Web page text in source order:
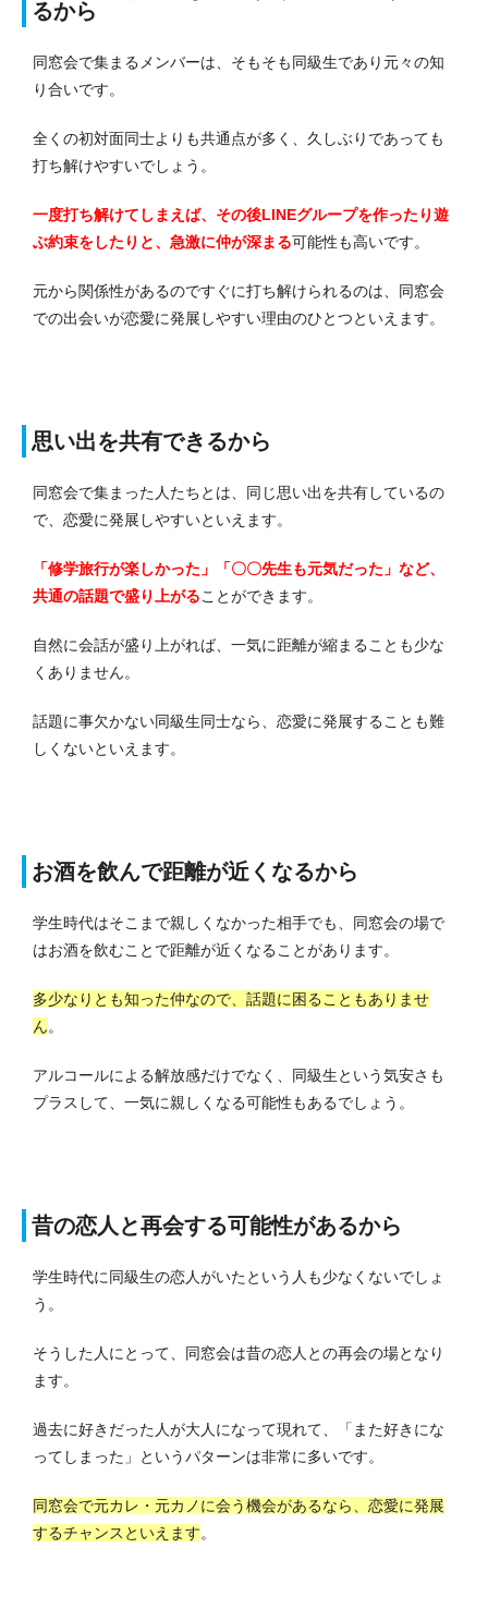
るから
同窓会で集まるメンバーは、そもそも同級生であり元々の知
り合いです。
全くの初対面同士よりも共通点が多く、久しぶりであっても
打ち解けやすいでしょう。
一度打ち解けてしまえば、その後LINEグループを作ったり遊
ぶ約束をしたりと、急激に仲が深まる可能性も高いです。
元から関係性があるのですぐに打ち解けられるのは、同窓会
での出会いが恋愛に発展しやすい理由のひとつといえます。
思い出を共有できるから
同窓会で集まった人たちとは、同じ思い出を共有しているの
で、恋愛に発展しやすいといえます。
「修学旅行が楽しかった」「〇〇先生も元気だった」など、
共通の話題で盛り上がることができます。
自然に会話が盛り上がれば、一気に距離が縮まることも少な
くありません。
話題に事欠かない同級生同士なら、恋愛に発展することも難
しくないといえます。
お酒を飲んで距離が近くなるから
学生時代はそこまで親しくなかった相手でも、同窓会の場で
はお酒を飲むことで距離が近くなることがあります。
多少なりとも知った仲なので、話題に困ることもありませ
ん。
アルコールによる解放感だけでなく、同級生という気安さも
プラスして、一気に親しくなる可能性もあるでしょう。
昔の恋人と再会する可能性があるから
学生時代に同級生の恋人がいたという人も少なくないでしょ
う。
そうした人にとって、同窓会は昔の恋人との再会の場となり
ます。
過去に好きだった人が大人になって現れて、「また好きにな
ってしまった」というパターンは非常に多いです。
同窓会で元カレ・元カノに会う機会があるなら、恋愛に発展
するチャンスといえます。